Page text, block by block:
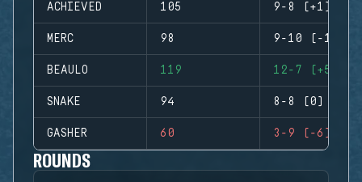
ACHIEVED 105 9-8 (+1)
MERC 98 9-10 (-1)
BEAULO 119 12-7 (+5)
SNAKE 94 8-8 (0)
GASHER 60 3-9 (-6)
ROUNDS